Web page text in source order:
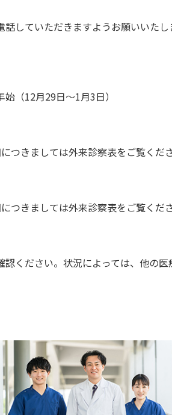
していただきますようお願いいたし
（12月29日～1月3日）
きましては外来診察表をご覧くださ
きましては外来診察表をご覧くださ
ください。状況によっては、他の